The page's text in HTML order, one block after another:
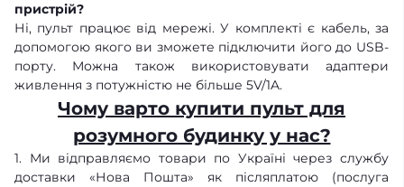
пристрій?
Ні, пульт працює від мережі. У комплекті є кабель, за
допомогою якого ви зможете підключити його до USB-
порту. Можна також використовувати адаптери
живлення з потужністю не більше 5V/1A.
Чому варто купити пульт для
розумного будинку у нас?
1. Ми відправляємо товари по Україні через службу
доставки «Нова Пошта» як післяплатою (послуга